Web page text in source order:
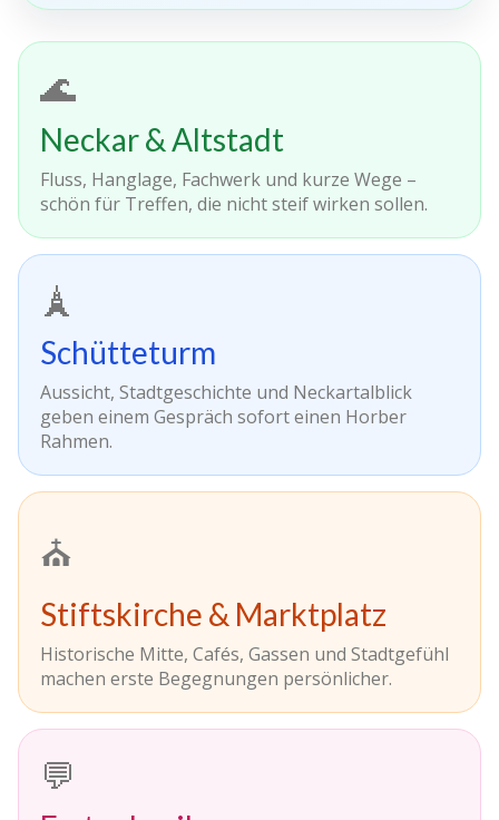
🌊
Neckar & Altstadt
Fluss, Hanglage, Fachwerk und kurze Wege –
schön für Treffen, die nicht steif wirken sollen.
🗼
Schütteturm
Aussicht, Stadtgeschichte und Neckartalblick
geben einem Gespräch sofort einen Horber
Rahmen.
⛪
Stiftskirche & Marktplatz
Historische Mitte, Cafés, Gassen und Stadtgefühl
machen erste Begegnungen persönlicher.
💬